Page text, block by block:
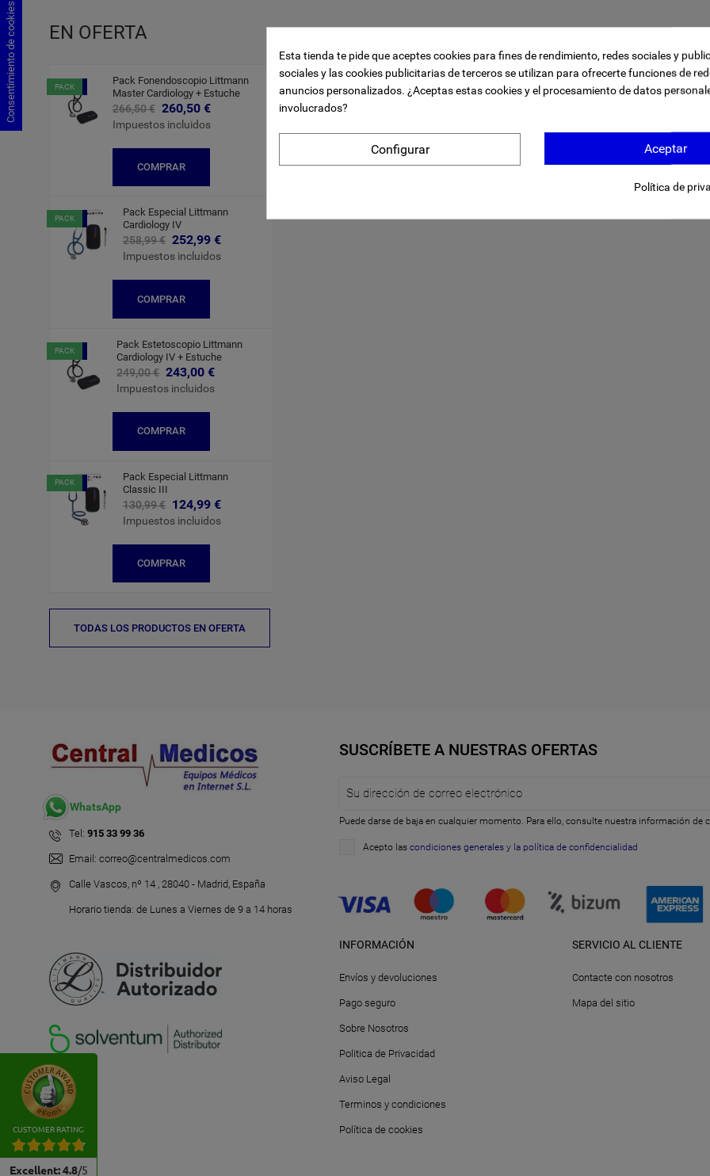
EN OFERTA
-6,00 €
PACK
Pack Fonendoscopio Littmann
Master Cardiology + Estuche
266,50 € 260,50 €
Impuestos incluidos
COMPRAR
-6,00 €
PACK
Pack Especial Littmann
Cardiology IV
258,99 € 252,99 €
Impuestos incluidos
COMPRAR
-6,00 €
PACK
Pack Estetoscopio Littmann
Cardiology IV + Estuche
249,00 € 243,00 €
Impuestos incluidos
COMPRAR
-6,00 €
PACK
Pack Especial Littmann
Classic III
130,99 € 124,99 €
Impuestos incluidos
COMPRAR
TODAS LOS PRODUCTOS EN OFERTA
WhatsApp
Tel: 915 33 99 36
Email: correo@centralmedicos.com
Calle Vascos, nº 14 , 28040 - Madrid, España
Horario tienda: de Lunes a Viernes de 9 a 14 horas
SUSCRÍBETE A NUESTRAS OFERTAS
Puede darse de baja en cualquier momento. Para ello, consulte nuestra información de
Acepto las condiciones generales y la política de confidencialidad
INFORMACIÓN
Envíos y devoluciones
Pago seguro
Sobre Nosotros
Politica de Privacidad
Aviso Legal
Terminos y condiciones
Política de cookies
SERVICIO AL CLIENTE
Contacte con nosotros
Mapa del sitio
CUSTOMER RATING
Excellent: 4.8/5
Esta tienda te pide que aceptes cookies para fines de rendimiento, redes sociales y
sociales y las cookies publicitarias de terceros se utilizan para ofrecerte funciones de
anuncios personalizados. ¿Aceptas estas cookies y el procesamiento de datos
involucrados?
Aceptar
Configurar
Política de
Consentimiento de cookies